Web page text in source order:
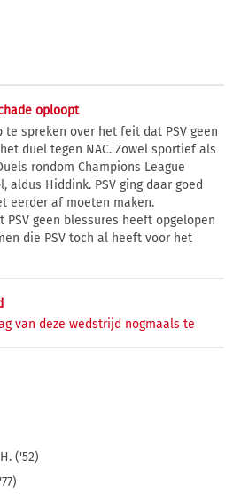
oploopt
te spreken over het feit dat PSV geen
duel tegen NAC. Zowel sportief als
rondom Champions League
Hiddink. PSV ging daar goed
eerder af moeten maken.
geen blessures heeft opgelopen
die PSV toch al heeft voor het
van deze wedstrijd nogmaals te
('52)